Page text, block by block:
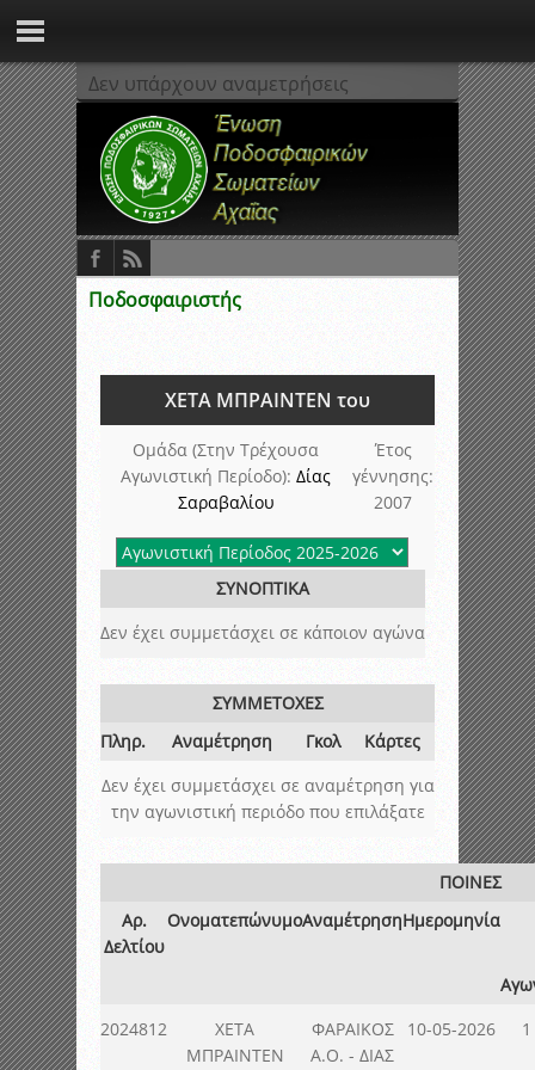
Δεν υπάρχουν αναμετρήσεις
Ποδοσφαιριστής
ΧΕΤΑ ΜΠΡΑΙΝΤΕΝ του
Ομάδα (Στην Τρέχουσα
Αγωνιστική Περίοδο): Δίας
Σαραβαλίου
Έτος
γέννησης:
2007
ΣΥΝΟΠΤΙΚΑ
Δεν έχει συμμετάσχει σε κάποιον αγώνα
ΣΥΜΜΕΤΟΧΕΣ
Πληρ.
Αναμέτρηση Γκολ
Κάρτες
Δεν έχει συμμετάσχει σε αναμέτρηση για
την αγωνιστική περιόδο που επιλάξατε
ΠΟΙΝΕΣ
Αρ.
Δελτίου
ΟνοματεπώνυμοΑναμέτρησηΗμερομηνία
2024812
ΧΕΤΑ
ΜΠΡΑΙΝΤΕΝ
ΦΑΡΑΙΚΟΣ
Α.Ο. - ΔΙΑΣ
10-05-2026